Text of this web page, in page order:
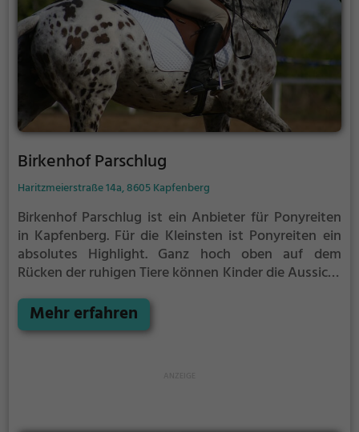
Birkenhof Parschlug
Haritzmeierstraße 14a, 8605 Kapfenberg
Birkenhof Parschlug ist ein Anbieter für Ponyreiten
in Kapfenberg. Für die Kleinsten ist Ponyreiten ein
absolutes Highlight. Ganz hoch oben auf dem
Rücken der ruhigen Tiere können Kinder die Aussicht
Kapfenberg reiten.
Mehr erfahren